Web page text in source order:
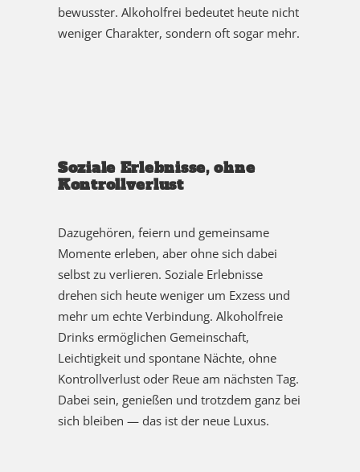
bewusster. Alkoholfrei bedeutet heute nicht
weniger Charakter, sondern oft sogar mehr.
Soziale Erlebnisse, ohne
Kontrollverlust
Dazugehören, feiern und gemeinsame
Momente erleben, aber ohne sich dabei
selbst zu verlieren. Soziale Erlebnisse
drehen sich heute weniger um Exzess und
mehr um echte Verbindung. Alkoholfreie
Drinks ermöglichen Gemeinschaft,
Leichtigkeit und spontane Nächte, ohne
Kontrollverlust oder Reue am nächsten Tag.
Dabei sein, genießen und trotzdem ganz bei
sich bleiben — das ist der neue Luxus.